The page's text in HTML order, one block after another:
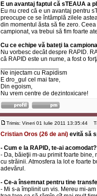
E un avantaj faptul că sTEAUA a
Eu nu cred că e un avantaj pentru
preocupe ce se întâmplă zilele
din momentul ăsta să fie zero.
campionat, va trebui să fim foarte
Cu ce echipe vă bateţi la
Nu vorbesc decât despre RAPID.
că RAPID este un nume, a fost o
Ne injectam cu Rapidism
E dro_gul cel mai tare,
Din egoism,
Nu vrem centre de dezintoxicare!
Trimis: Vineri 01 Iulie 2011 13:35:44
Cristian Oros (26 de ani) evită să
- Cum e la RAPID, te-ai acomodat?
- Da, băieţii m-au primit foarte bine,
cu străinii. Atmosfera la lot e foarte
adevărul.
- Ce-a însemnat pentru tine
- Mi s-a împlinit un vis. Mereu mi-